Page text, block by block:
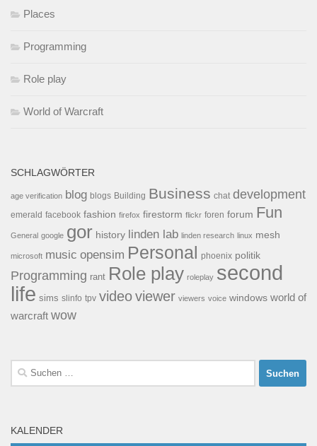
Places
Programming
Role play
World of Warcraft
SCHLAGWÖRTER
age verification blog blogs Building Business chat development
emerald facebook fashion firefox firestorm flickr foren forum Fun
General google gor history linden lab linden research linux mesh
microsoft music opensim Personal phoenix politik
Programming rant Role play roleplay second
life sims slinfo tpv videoviewer viewers voice windows world of
warcraft wow
Suchen
nach:
KALENDER